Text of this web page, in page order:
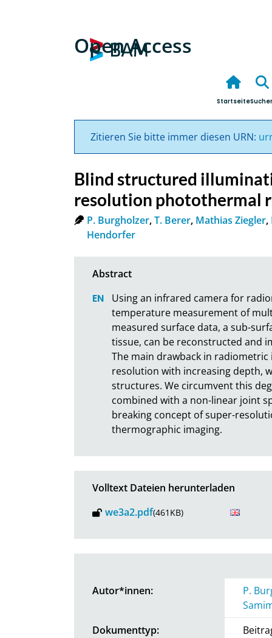
Open Access
Startseite
Zitieren Sie bitte immer diesen URN:
Blind structured
resolution photothermal
P. Burgholzer,T. Berer, Mathias Ziegler,
Hendorfer
Using an infrared camera for
temperature measurement of
measured surface data, a sub-
tissue, can be reconstructed and
The main drawback in
resolution with increasing depth,
structures. We circumvent this
combined with a non-linear joint
breaking concept of super-
thermographic imaging.
Volltext Dateien herunterladen
we3a2.pdf(461KB)
Autor*innen:
P.
Dokumenttyp: